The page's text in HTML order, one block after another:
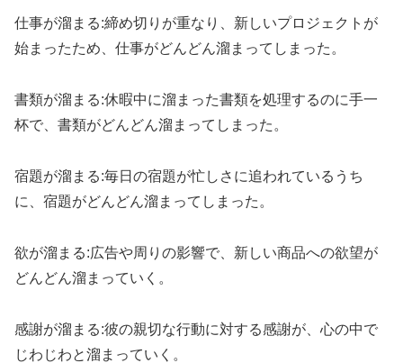
仕事が溜まる:締め切りが重なり、新しいプロジェクトが
始まったため、仕事がどんどん溜まってしまった。
書類が溜まる:休暇中に溜まった書類を処理するのに手一
杯で、書類がどんどん溜まってしまった。
宿題が溜まる:毎日の宿題が忙しさに追われているうち
に、宿題がどんどん溜まってしまった。
欲が溜まる:広告や周りの影響で、新しい商品への欲望が
どんどん溜まっていく。
感謝が溜まる:彼の親切な行動に対する感謝が、心の中で
じわじわと溜まっていく。